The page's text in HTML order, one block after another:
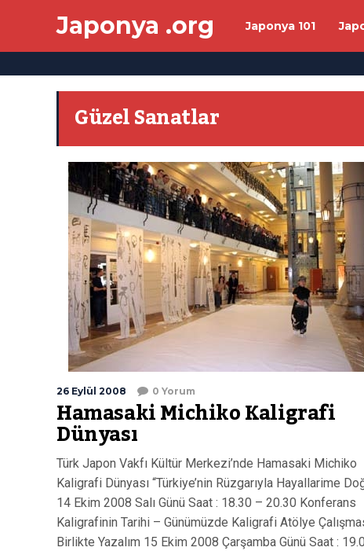
Japonya .org Japonya 101
Güzel Sanatlar
26 Eylül 2008 0 Yorum
Hamasaki Michiko Kaligrafi
Dünyası
Türk Japon Vakfı Kültür Merkezi’nde Hamasaki Michiko
Kaligrafi Dünyası “Türkiye’nin Rüzgarıyla Hayallarime
14 Ekim 2008 Salı Günü Saat : 18.30 – 20.30
Kaligrafinin Tarihi – Günümüzde Kaligrafi Atölye
Birlikte Yazalım 15 Ekim 2008 Çarşamba Günü Saat :